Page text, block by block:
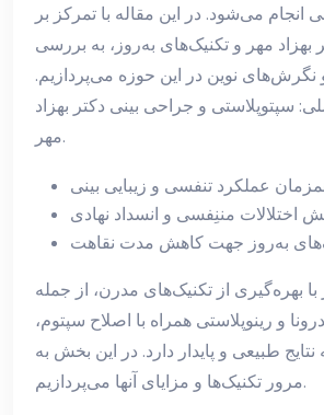
انجام می‌شود. در این مقاله با تمرکز بر
بهزاد مهر و تکنیک‌های به‌روز، به بررسی
و نگرش‌های نوین در این حوزه می‌پردازیم.
سپتوپلاستی و جراحی بینی دکتر بهزاد
مهر.
عملکرد تنفسی و زیبایی بینی
اختلالات مننِفسی و انسداد نهادی
به‌روز جهت کاهش مدت نقاهت
با بهره‌گیری از تکنیک‌های مدرن، از جمله
و رینوپلاستی همراه با اصلاح سپتوم،
نتایج طبیعی و پایدار دارد. در این بخش به
مرور تکنیک‌ها و مزایای آنها می‌پردازیم.